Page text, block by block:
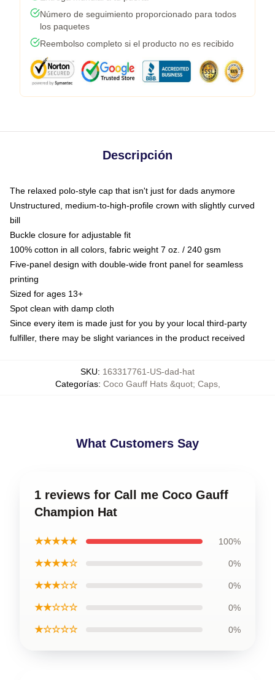
Número de seguimiento proporcionado para todos
los paquetes
Reembolso completo si el producto no es recibido
Descripción
The relaxed polo-style cap that isn't just for dads anymore
Unstructured, medium-to-high-profile crown with slightly curved
bill
Buckle closure for adjustable fit
100% cotton in all colors, fabric weight 7 oz. / 240 gsm
Five-panel design with double-wide front panel for seamless
printing
Sized for ages 13+
Spot clean with damp cloth
Since every item is made just for you by your local third-party
fulfiller, there may be slight variances in the product received
SKU: 163317761-US-dad-hat
Categorías: Coco Gauff Hats &quot; Caps,
What Customers Say
1 reviews for Call me Coco Gauff
Champion Hat
★★★★★ 100%
★★★★☆ 0%
★★★☆☆ 0%
★★☆☆☆ 0%
★☆☆☆☆ 0%